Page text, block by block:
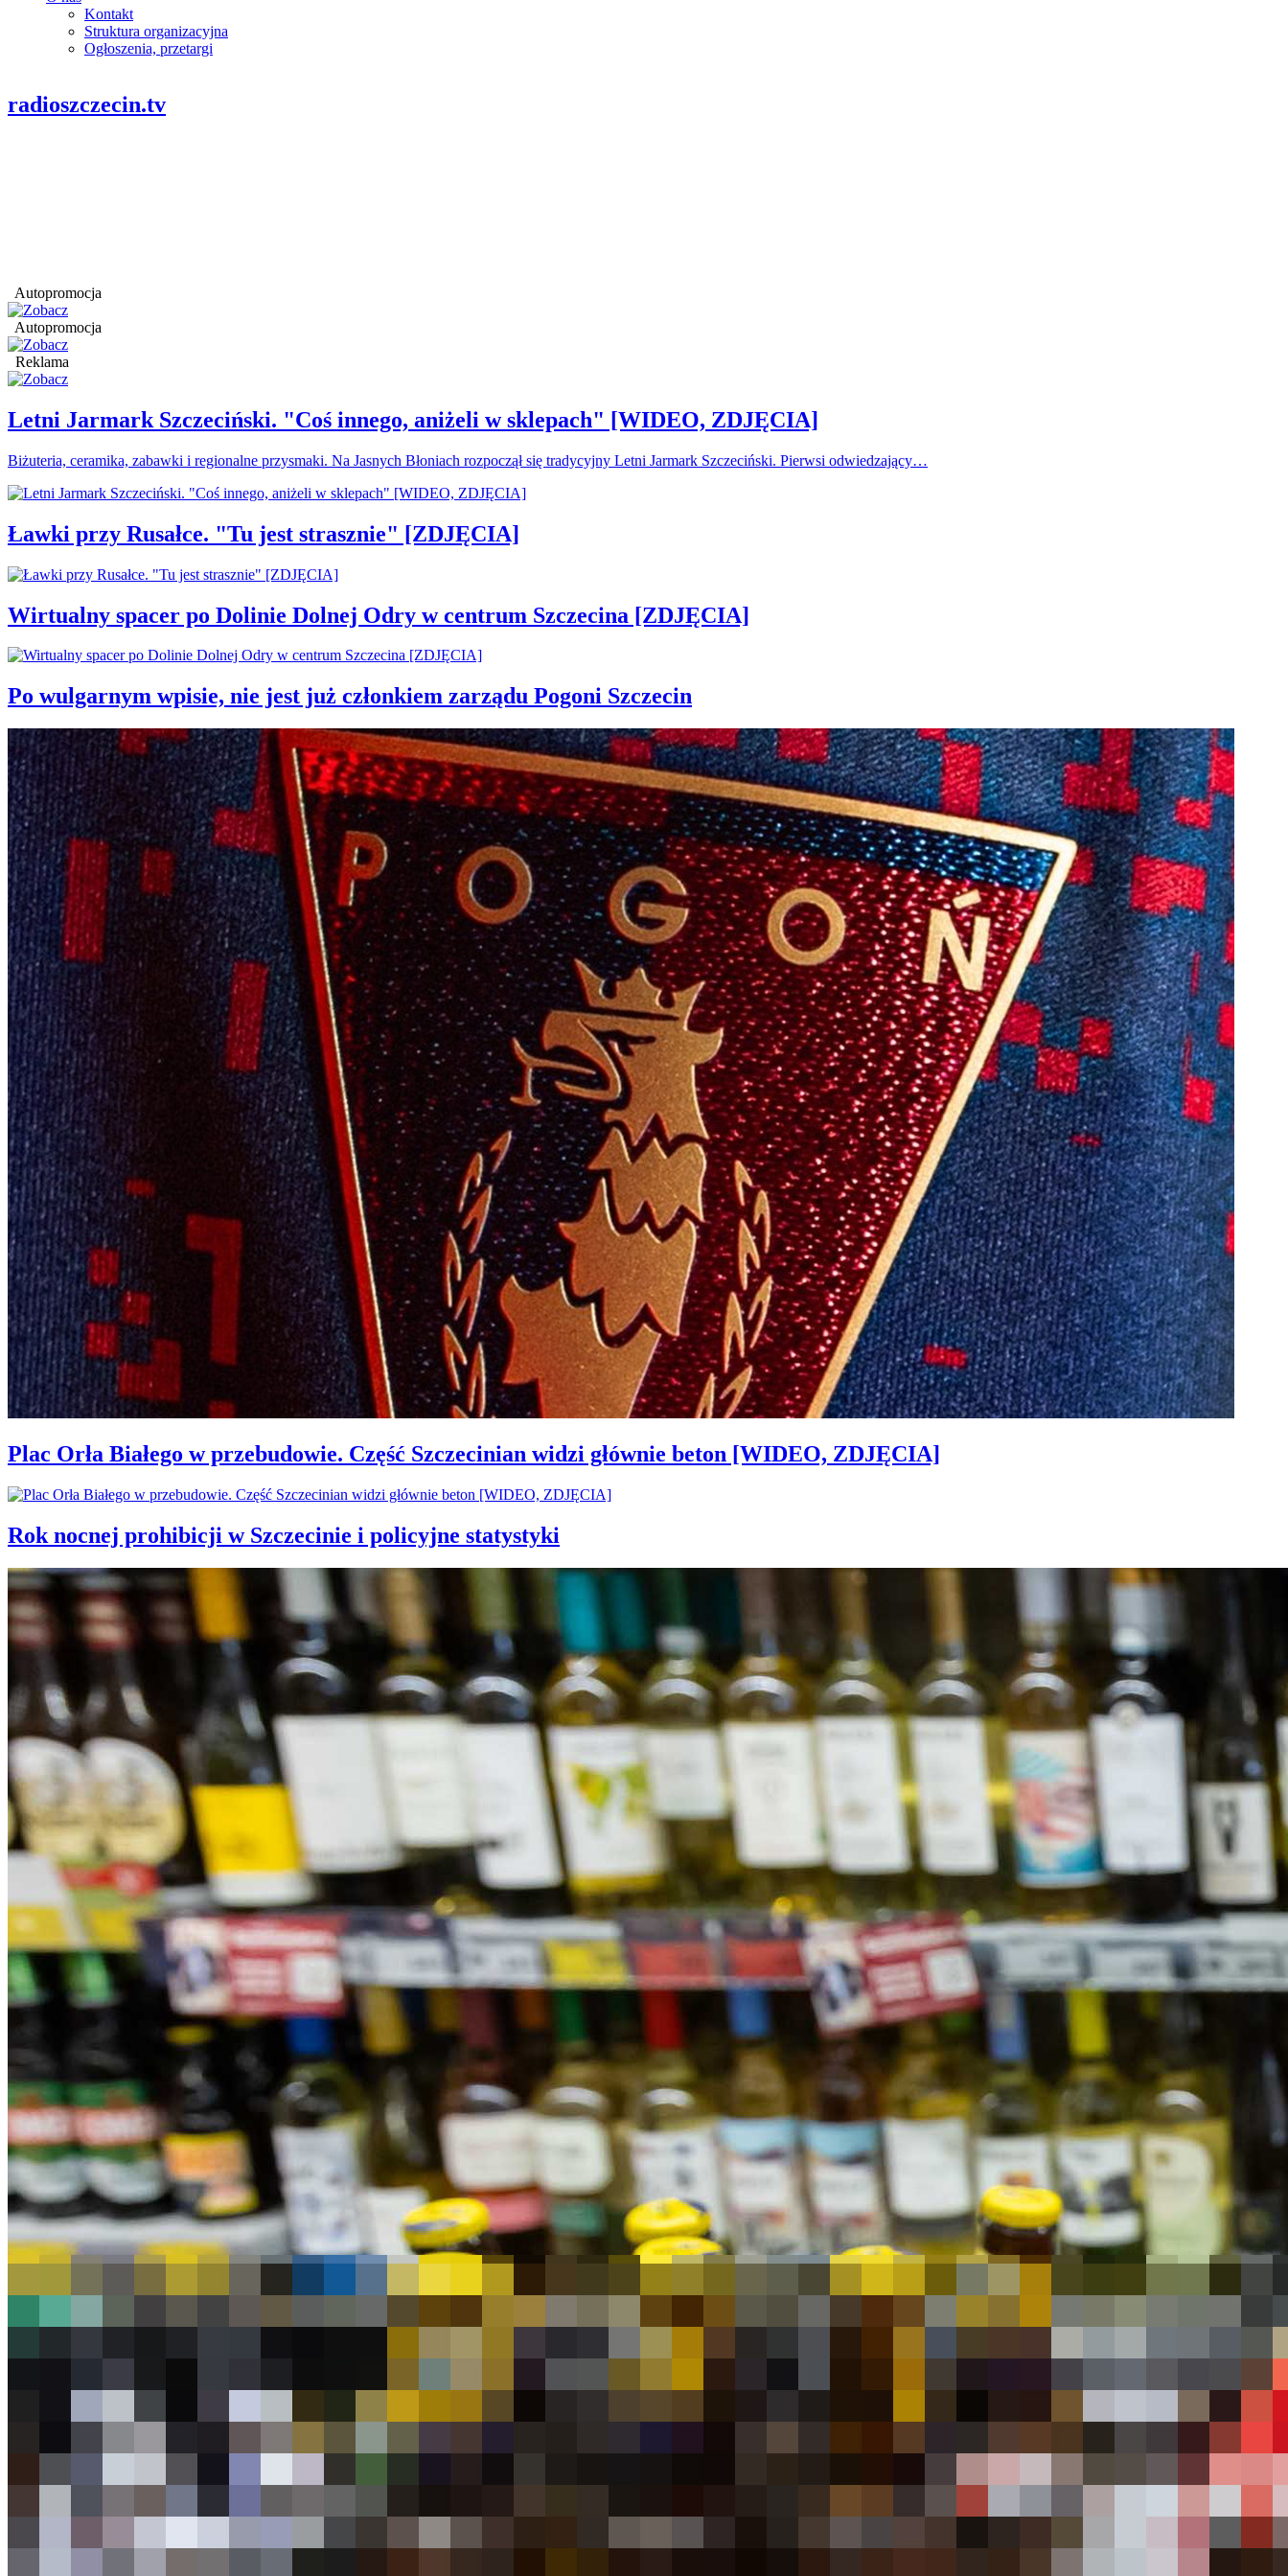
Kontakt
Struktura organizacyjna
Ogłoszenia, przetargi
radioszczecin.tv
Autopromocja
Autopromocja
Reklama
Letni Jarmark Szczeciński. "Coś innego, aniżeli w sklepach" [WIDEO, ZDJĘCIA]
Biżuteria, ceramika, zabawki i regionalne przysmaki. Na Jasnych Błoniach rozpoczął się tradycyjny Letni Jarmark Szczeciński. Pierwsi odwiedzający…
Ławki przy Rusałce. "Tu jest strasznie" [ZDJĘCIA]
Wirtualny spacer po Dolinie Dolnej Odry w centrum Szczecina [ZDJĘCIA]
Po wulgarnym wpisie, nie jest już członkiem zarządu Pogoni Szczecin
Plac Orła Białego w przebudowie. Część Szczecinian widzi głównie beton [WIDEO, ZDJĘCIA]
Rok nocnej prohibicji w Szczecinie i policyjne statystyki